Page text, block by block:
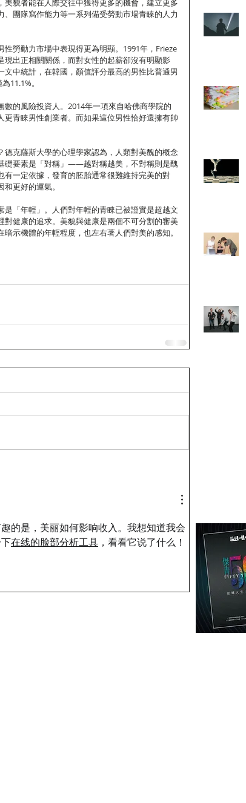
貌者能在人際交往中獲得更多的機會，建立更多
團隊寫作能力等一系列備受勞動市場青睞的人力
勞動力市場中表現得更為明顯。1991年，Frieze
出正相關關係，而對女性的起薪卻沒有明顯影
中統計，在韓國，顏值評分最高的男性比普通男
11.1%。
的風險投資人。2014年一項來自哈佛商學院的
青睞男性創業者。而如果這位男性恰好還擁有帥
克薩斯大學的心理學家認為，人類對美醜的概念
礎要素是「對稱」——越對稱越美，不對稱則是醜
一定依據，發育的胚胎通常很難維持完美的對
更好的運氣。
「年輕」。人們對年輕的青睞已被證實是超越文
健康的追求。美貌與健康是兩個不可分割的審美
示機體的年輕程度，也左右著人們對美的感知。
的是，美丽如何影响收入。我想知道我会
在线的脸部分析工具 ，看看它说了什么！